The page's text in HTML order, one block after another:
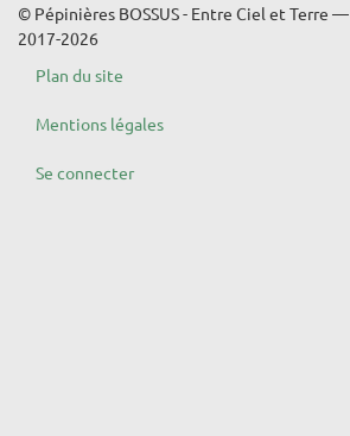
© Pépinières BOSSUS - Entre Ciel et Terre —
2017-2026
Plan du site
Mentions légales
Se connecter